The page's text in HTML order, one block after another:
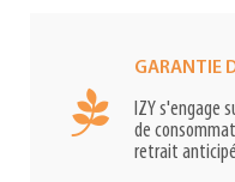
GARANTIE
IZY s'engage
de
retrait anticipé